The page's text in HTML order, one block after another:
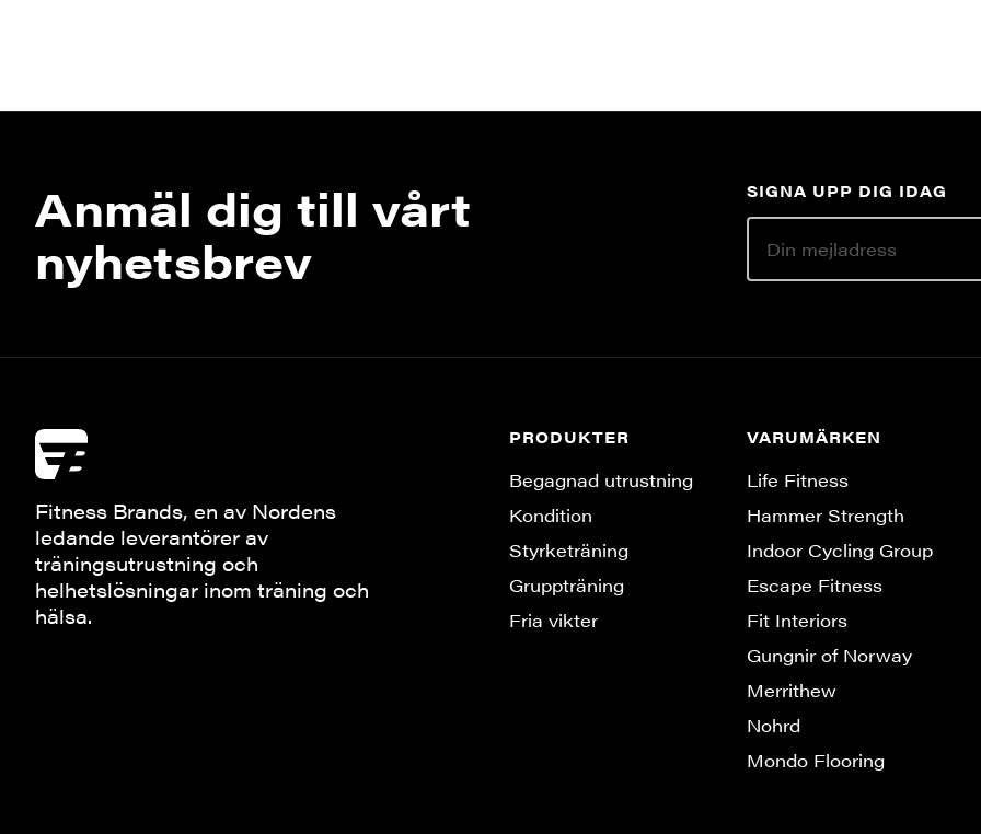
Anmäl dig till vårt
nyhetsbrev
SIGNA UPP DIG IDAG
Fitness Brands, en av Nordens
ledande leverantörer av
träningsutrustning och
helhetslösningar inom träning och
hälsa.
PRODUKTER
Begagnad utrustning
Kondition
Styrketräning
Gruppträning
Fria vikter
VARUMÄRKEN
Life Fitness
Hammer Strength
Indoor Cycling Group
Escape Fitness
Fit Interiors
Gungnir of Norway
Merrithew
Nohrd
Mondo Flooring